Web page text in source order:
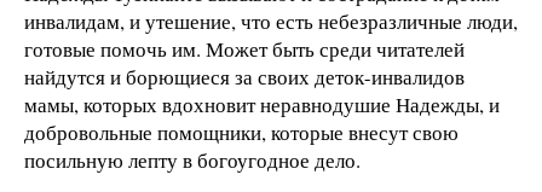
инвалидам, и утешение, что есть небезразличные люди,
готовые помочь им. Может быть среди читателей
найдутся и борющиеся за своих деток-инвалидов
мамы, которых вдохновит неравнодушие Надежды, и
добровольные помощники, которые внесут свою
посильную лепту в богоугодное дело.